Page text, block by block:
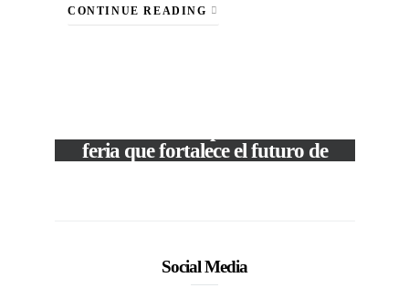
CONTINUE READING
feria que fortalece el futuro de
Social Media